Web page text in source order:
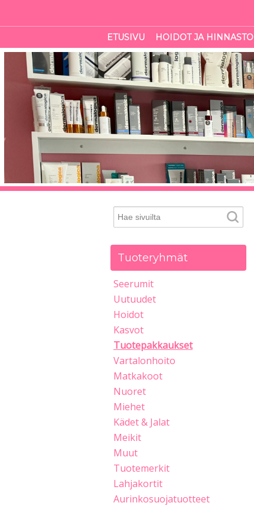
ETUSIVU HOIDOT JA HINNASTO
Tuoteryhmät
Seerumit
Uutuudet
Hoidot
Kasvot
Tuotepakkaukset
Vartalonhoito
Matkakoot
Nuoret
Miehet
Kädet & Jalat
Meikit
Muut
Tuotemerkit
Lahjakortit
Aurinkosuojatuotteet